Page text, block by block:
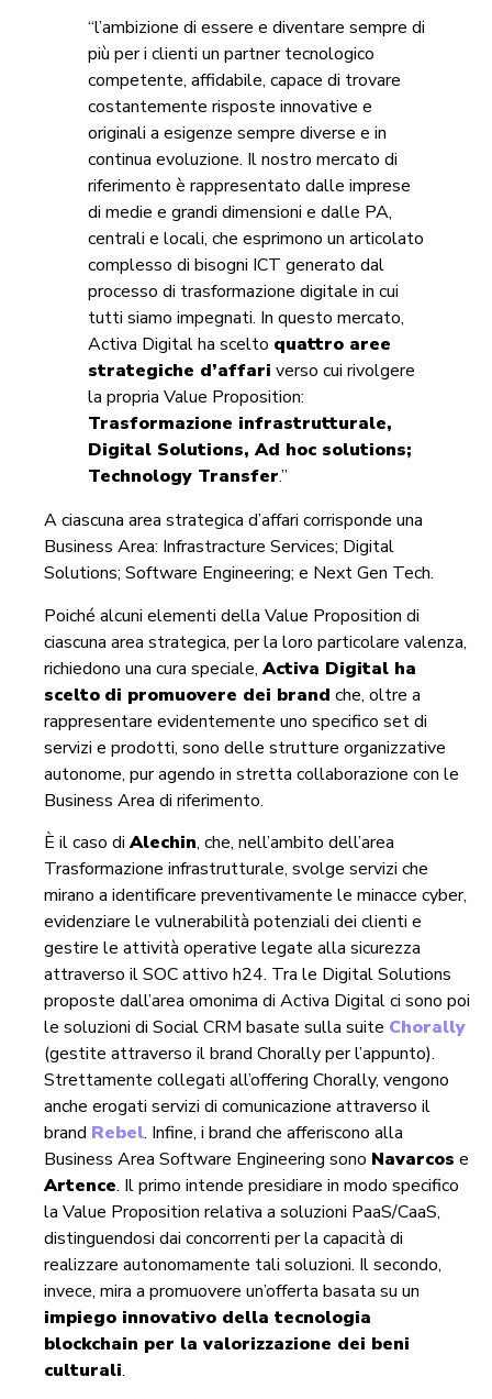
“l’ambizione di essere e diventare sempre di
più per i clienti un partner tecnologico
competente, affidabile, capace di trovare
costantemente risposte innovative e
originali a esigenze sempre diverse e in
continua evoluzione. Il nostro mercato di
riferimento è rappresentato dalle imprese
di medie e grandi dimensioni e dalle PA,
centrali e locali, che esprimono un articolato
complesso di bisogni ICT generato dal
processo di trasformazione digitale in cui
tutti siamo impegnati. In questo mercato,
Activa Digital ha scelto quattro aree
strategiche d’affari verso cui rivolgere
la propria Value Proposition:
Trasformazione infrastrutturale,
Digital Solutions, Ad hoc solutions;
Technology Transfer.”
A ciascuna area strategica d’affari corrisponde una
Business Area: Infrastracture Services; Digital
Solutions; Software Engineering; e Next Gen Tech.
Poiché alcuni elementi della Value Proposition di
ciascuna area strategica, per la loro particolare valenza,
richiedono una cura speciale,Activa Digital ha
scelto di promuovere dei brand che, oltre a
rappresentare evidentemente uno specifico set di
servizi e prodotti, sono delle strutture organizzative
autonome, pur agendo in stretta collaborazione con le
Business Area di riferimento.
È il caso diAlechin, che, nell’ambito dell’area
Trasformazione infrastrutturale, svolge servizi che
mirano a identificare preventivamente le minacce cyber,
evidenziare le vulnerabilità potenziali dei clienti e
gestire le attività operative legate alla sicurezza
attraverso il SOC attivo h24. Tra le Digital Solutions
proposte dall’area omonima di Activa Digital ci sono poi
le soluzioni di Social CRM basate sulla suite Chorally
(gestite attraverso il brand Chorally per l’appunto).
Strettamente collegati all’offering Chorally, vengono
anche erogati servizi di comunicazione attraverso il
brand Rebel. Infine, i brand che afferiscono alla
Business Area Software Engineering sono Navarcos e
Artence. Il primo intende presidiare in modo specifico
la Value Proposition relativa a soluzioni PaaS/CaaS,
distinguendosi dai concorrenti per la capacità di
realizzare autonomamente tali soluzioni. Il secondo,
invece, mira a promuovere un’offerta basata su un
impiego innovativo della tecnologia
blockchain per la valorizzazione dei beni
culturali.